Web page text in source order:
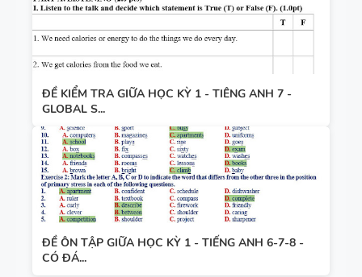
ĐỀ KIỂM TRA GIỮA HỌC KỲ 1 - TIÊNG ANH 7 -
GLOBAL S...
ĐỀ ÔN TẬP GIỮA HỌC KỲ 1 - TIẾNG ANH 6-7-8 -
CÓ ĐÁ...